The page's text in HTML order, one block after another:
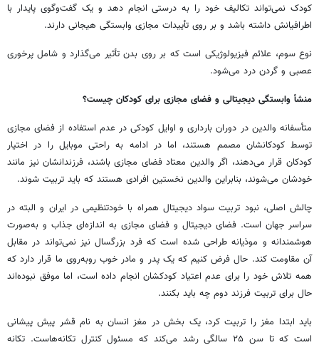
کودک نمی‌تواند تکالیف خود را به درستی انجام دهد و یک گفت‌وگوی پایدار با
اطرافیانش داشته باشد و بر روی تأییدات مجازی وابستگی هیجانی دارند.
نوع سوم، علائم فیزیولوژیکی است که بر روی بدن تأثیر می‌گذارد و شامل پرخوری
عصبی و گردن درد می‌شود.
منشأ وابستگی دیجیتالی و فضای مجازی برای کودکان چیست؟
متأسفانه والدین در دوران بارداری و اوایل کودکی در عدم استفاده از فضای مجازی
توسط کودکانشان مصمم هستند، اما در ادامه به راحتی موبایل را در اختیار
کودکان قرار می‌دهند، اگر والدین معتاد فضای مجازی باشند، فرزندانشان نیز مانند
خودشان می‌شوند، بنابراین والدین نخستین افرادی هستند که باید تربیت شوند.
چالش اصلی، نبود تربیت سواد دیجیتال همراه با خودتنظیمی در ایران و البته در
سراسر جهان است. فضای دیجیتال و فضای مجازی به اندازه‌ای جذاب و به‌صورت
هوشمندانه و موذیانه طراحی شده است که فرد بزرگسال نیز نمی‌تواند در مقابل
آن مقاومت کند. حال فرض کنیم که یک پدر و مادر خوب روبه‌روی ما قرار دارد که
همه تلاش خود را برای عدم اعتیاد کودکشان انجام داده است، اما موفق نبوده‌اند
حال برای تربیت فرزند دوم چه باید بکنند.
باید ابتدا مغز را تربیت کرد، یک بخش در مغز انسان به نام قشر پیش پیشانی
است که تا سن ۲۵ سالگی رشد می‌کند که مسئول کنترل تکانه‌هاست. تکانه